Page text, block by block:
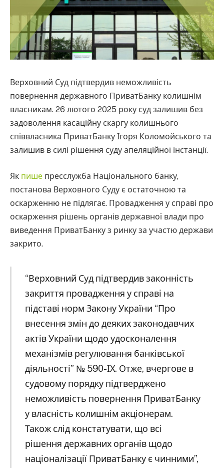
Верховний Суд підтвердив неможливість
повернення державного ПриватБанку колишнім
власникам. 26 лютого 2025 року суд залишив без
задоволення касаційну скаргу колишнього
співвласника ПриватБанку Ігоря Коломойського та
залишив в силі рішення суду апеляційної інстанції.
Як пише пресслужба Національного банку,
постанова Верховного Суду є остаточною та
оскарженню не підлягає. Провадження у справі про
оскарження рішень органів державної влади про
виведення ПриватБанку з ринку за участю держави
закрито.
“Верховний Суд підтвердив законність
закриття провадження у справі на
підставі норм Закону України “Про
внесення змін до деяких законодавчих
актів України щодо удосконалення
механізмів регулювання банківської
діяльності” № 590-ІХ. Отже, вчергове в
судовому порядку підтверджено
неможливість повернення ПриватБанку
у власність колишнім акціонерам.
Також слід констатувати, що всі
рішення державних органів щодо
націоналізації ПриватБанку є чинними”,